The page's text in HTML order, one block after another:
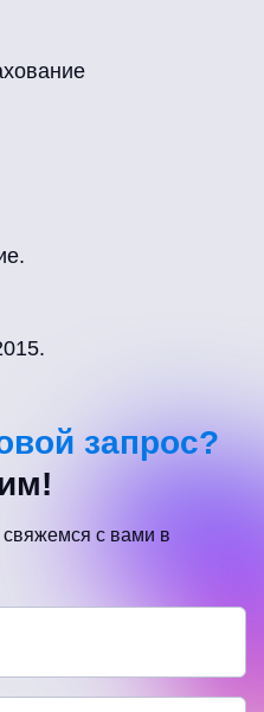
запрос?
свяжемся с вами в